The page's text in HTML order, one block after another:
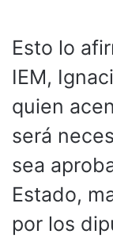
Esto lo
IEM,
quien
será
sea
Estado,
por los